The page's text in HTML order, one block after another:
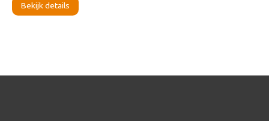
Bekijk details